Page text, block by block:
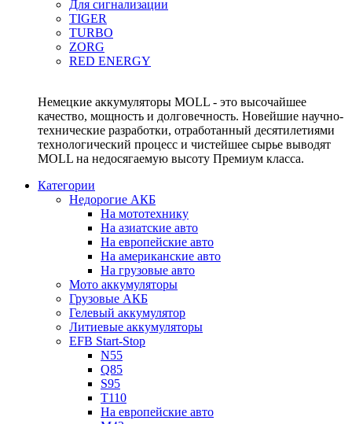
Для сигнализации
TIGER
TURBO
ZORG
RED ENERGY
Немецкие аккумуляторы MOLL - это высочайшее
качество, мощность и долговечность. Новейшие научно-
технические разработки, отработанный десятилетиями
технологический процесс и чистейшее сырье выводят
MOLL на недосягаемую высоту Премиум класса.
Категории
Недорогие АКБ
На мототехнику
На азиатские авто
На европейские авто
На американские авто
На грузовые авто
Мото аккумуляторы
Грузовые АКБ
Гелевый аккумулятор
Литиевые аккумуляторы
EFB Start-Stop
N55
Q85
S95
T110
На европейские авто